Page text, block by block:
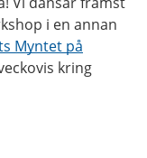
i en annan
Myntet på
kring